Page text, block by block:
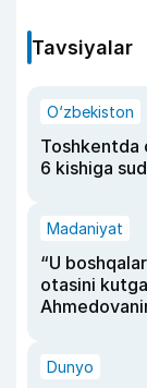
Tavsiyalar
O‘zbekiston
Toshkentda
6 kishiga
Madaniyat
“U
otasini
Dunyo